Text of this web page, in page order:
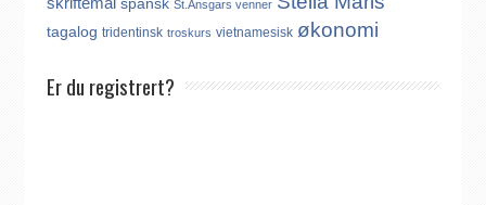
spansk St.Ansgars venner
tagalog tridentinsk troskurs vietnamesisk økonomi
Er du registrert?